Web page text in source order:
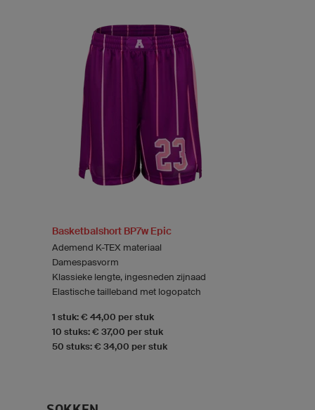
Basketbalshort BP7w Epic
Ademend K-TEX materiaal
Damespasvorm
Klassieke lengte, ingesneden zijnaad
Elastische tailleband met logopatch
1 stuk: € 44,00 per stuk
10 stuks: € 37,00 per stuk
50 stuks: € 34,00 per stuk